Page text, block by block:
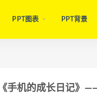
PPT图表 PPT背景
《手机的成长日记》